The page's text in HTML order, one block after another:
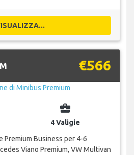
€566
business_center
4 Valigie
Premium Business per 4-6
Viano Premium, VW Multivan